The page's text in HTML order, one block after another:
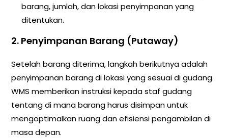
barang, jumlah, dan lokasi penyimpanan yang
ditentukan.
2. Penyimpanan Barang (Putaway)
Setelah barang diterima, langkah berikutnya adalah
penyimpanan barang di lokasi yang sesuai di gudang.
WMS memberikan instruksi kepada staf gudang
tentang di mana barang harus disimpan untuk
mengoptimalkan ruang dan efisiensi pengambilan di
masa depan.